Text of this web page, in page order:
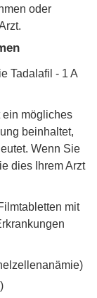
oder
Tadalafil - 1 A
ein mögliches
beinhaltet,
Wenn Sie
dies Ihrem Arzt
mit